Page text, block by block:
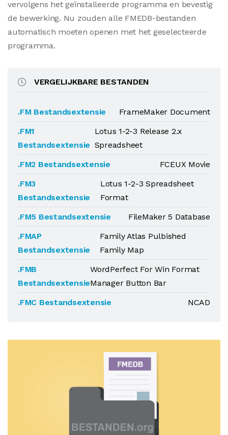
vervolgens het geïnstalleerde programma en bevestig
de bewerking. Nu zouden alle FMEDB-bestanden
automatisch moeten openen met het geselecteerde
programma.
VERGELIJKBARE BESTANDEN
.FM Bestandsextensie
FrameMaker Document
.FM1
Bestandsextensie
Lotus 1-2-3 Release 2.x
Spreadsheet
.FM2 Bestandsextensie
FCEUX Movie
.FM3
Bestandsextensie
Lotus 1-2-3 Spreadsheet
Format
.FM5 Bestandsextensie
FileMaker 5 Database
.FMAP
Bestandsextensie
Family Atlas Pulbished
Family Map
.FMB
Bestandsextensie
WordPerfect For Win Format
Manager Button Bar
.FMC Bestandsextensie
NCAD